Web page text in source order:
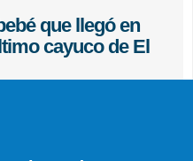
que llegó en
cayuco de El